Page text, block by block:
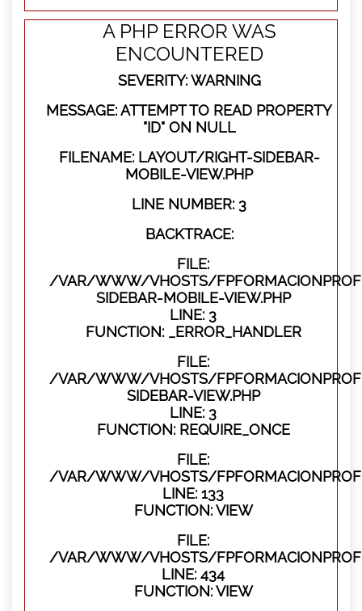
A PHP ERROR WAS
ENCOUNTERED
SEVERITY: WARNING
MESSAGE: ATTEMPT TO READ PROPERTY
"ID" ON NULL
FILENAME: LAYOUT/RIGHT-SIDEBAR-
MOBILE-VIEW.PHP
LINE NUMBER: 3
BACKTRACE:
FILE:
/VAR/WWW/VHOSTS/
SIDEBAR-MOBILE-VIEW.PHP
LINE: 3
FUNCTION: _ERROR_HANDLER
FILE:
/VAR/WWW/VHOSTS/
SIDEBAR-VIEW.PHP
LINE: 3
FUNCTION: REQUIRE_ONCE
FILE:
/VAR/WWW/VHOSTS/
LINE: 133
FUNCTION: VIEW
FILE:
/VAR/WWW/VHOSTS/
LINE: 434
FUNCTION: VIEW